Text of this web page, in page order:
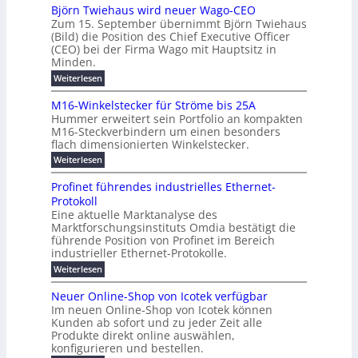
h
r
T
m
p
o
u
n
d
w
e
n
g
e
B
ü
o
k
r
a
d
e
r
n
e
E
e
r
g
i
e
l
s
u
n
g
e
n
e
r
u
n
s
l
a
s
t
s
c
h
a
t
e
i
s
t
n
b
e
i
m
0
2
6
E
u
r
o
e
n
E
t
e
r
a
t
P
f
ü
h
r
n
g
e
n
f
ü
r
e
ff
i
z
i
n
t
e
r
e
s
K
a
b
e
l
m
a
m
s
a
t
z
a
c
h
s
t
u
m
v
o
n
ü
b
r
2
0
%
i
m
e
r
t
e
n
H
Björn Twiehaus wird neuer Wago-CEO
Zum 15. September übernimmt Björn Twiehaus
(Bild) die Position des Chief Executive Officer
(CEO) bei der Firma Wago mit Hauptsitz in
Minden.
Weiterlesen:
B
ö
r
n
T
w
i
h
u
s
w
r
d
n
e
u
r
W
a
M16-Winkelstecker für Ströme bis 25A
Hummer erweitert sein Portfolio an kompakten
M16-Steckverbindern um einen besonders
flach dimensionierten Winkelstecker.
Weiterlesen:
M
1
6
W
i
n
k
e
l
s
t
e
c
k
e
r
Profinet führendes industrielles Ethernet-
Protokoll
Eine aktuelle Marktanalyse des
Marktforschungsinstituts Omdia bestätigt die
führende Position von Profinet im Bereich
industrieller Ethernet-Protokolle.
Weiterlesen:
P
r
o
i
n
e
Neuer Online-Shop von Icotek verfügbar
Im neuen Online-Shop von Icotek können
Kunden ab sofort und zu jeder Zeit alle
Produkte direkt online auswählen,
konfigurieren und bestellen.